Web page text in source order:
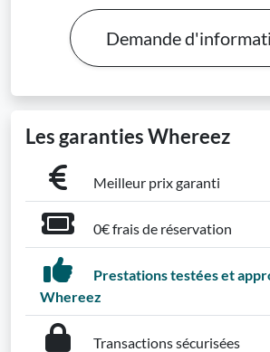
Demande
Les garanties Whereez
Meilleur prix garanti
0€ frais de réservation
Prestations testées et
Whereez
Transactions sécurisées